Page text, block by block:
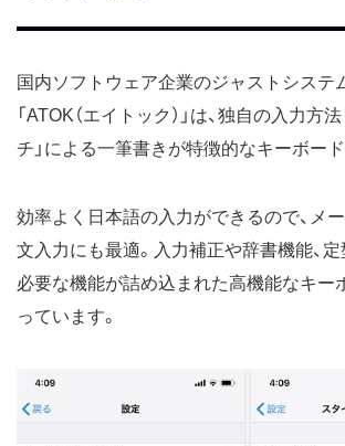
国内ソフトウェア企業のジャストシステ
「ATOK（エイトック）」は、独自の入力方
チ」による一筆書きが特徴的なキーボード
効率よく日本語の入力ができるので、メ
文入力にも最適。入力補正や辞書機能、定
必要な機能が詰め込まれた高機能なキー
っています。